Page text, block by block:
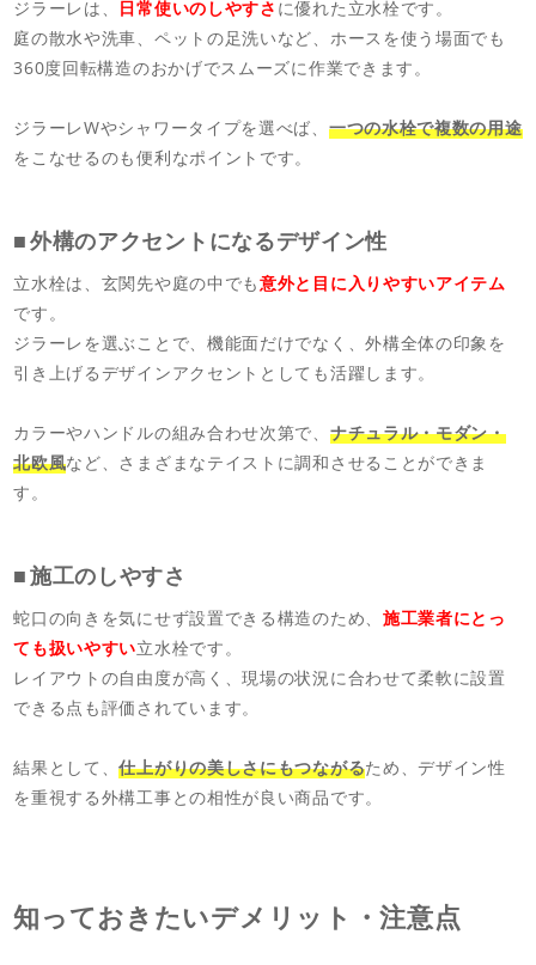
ジラーレは、 日常使いのしやすさ に優れた立水栓です。
庭の散水や洗車、ペットの足洗いなど、ホースを使う場面でも
360度回転構造のおかげでスムーズに作業できます。
ジラーレWやシャワータイプを選べば、 一つの水栓で複数の用途
をこなせるのも便利なポイントです。
外構のアクセントになるデザイン性
立水栓は、玄関先や庭の中でも意外と目に入りやすいアイテム
です。
ジラーレを選ぶことで、機能面だけでなく、外構全体の印象を
引き上げるデザインアクセントとしても活躍します。
カラーやハンドルの組み合わせ次第で、 ナチュラル・モダン・
北欧風など、さまざまなテイストに調和させることができま
す。
施工のしやすさ
蛇口の向きを気にせず設置できる構造のため、 施工業者にとっ
ても扱いやすい立水栓です。
レイアウトの自由度が高く、現場の状況に合わせて柔軟に設置
できる点も評価されています。
結果として、仕上がりの美しさにもつながるため、デザイン性
を重視する外構工事との相性が良い商品です。
知っておきたいデメリット・注意点